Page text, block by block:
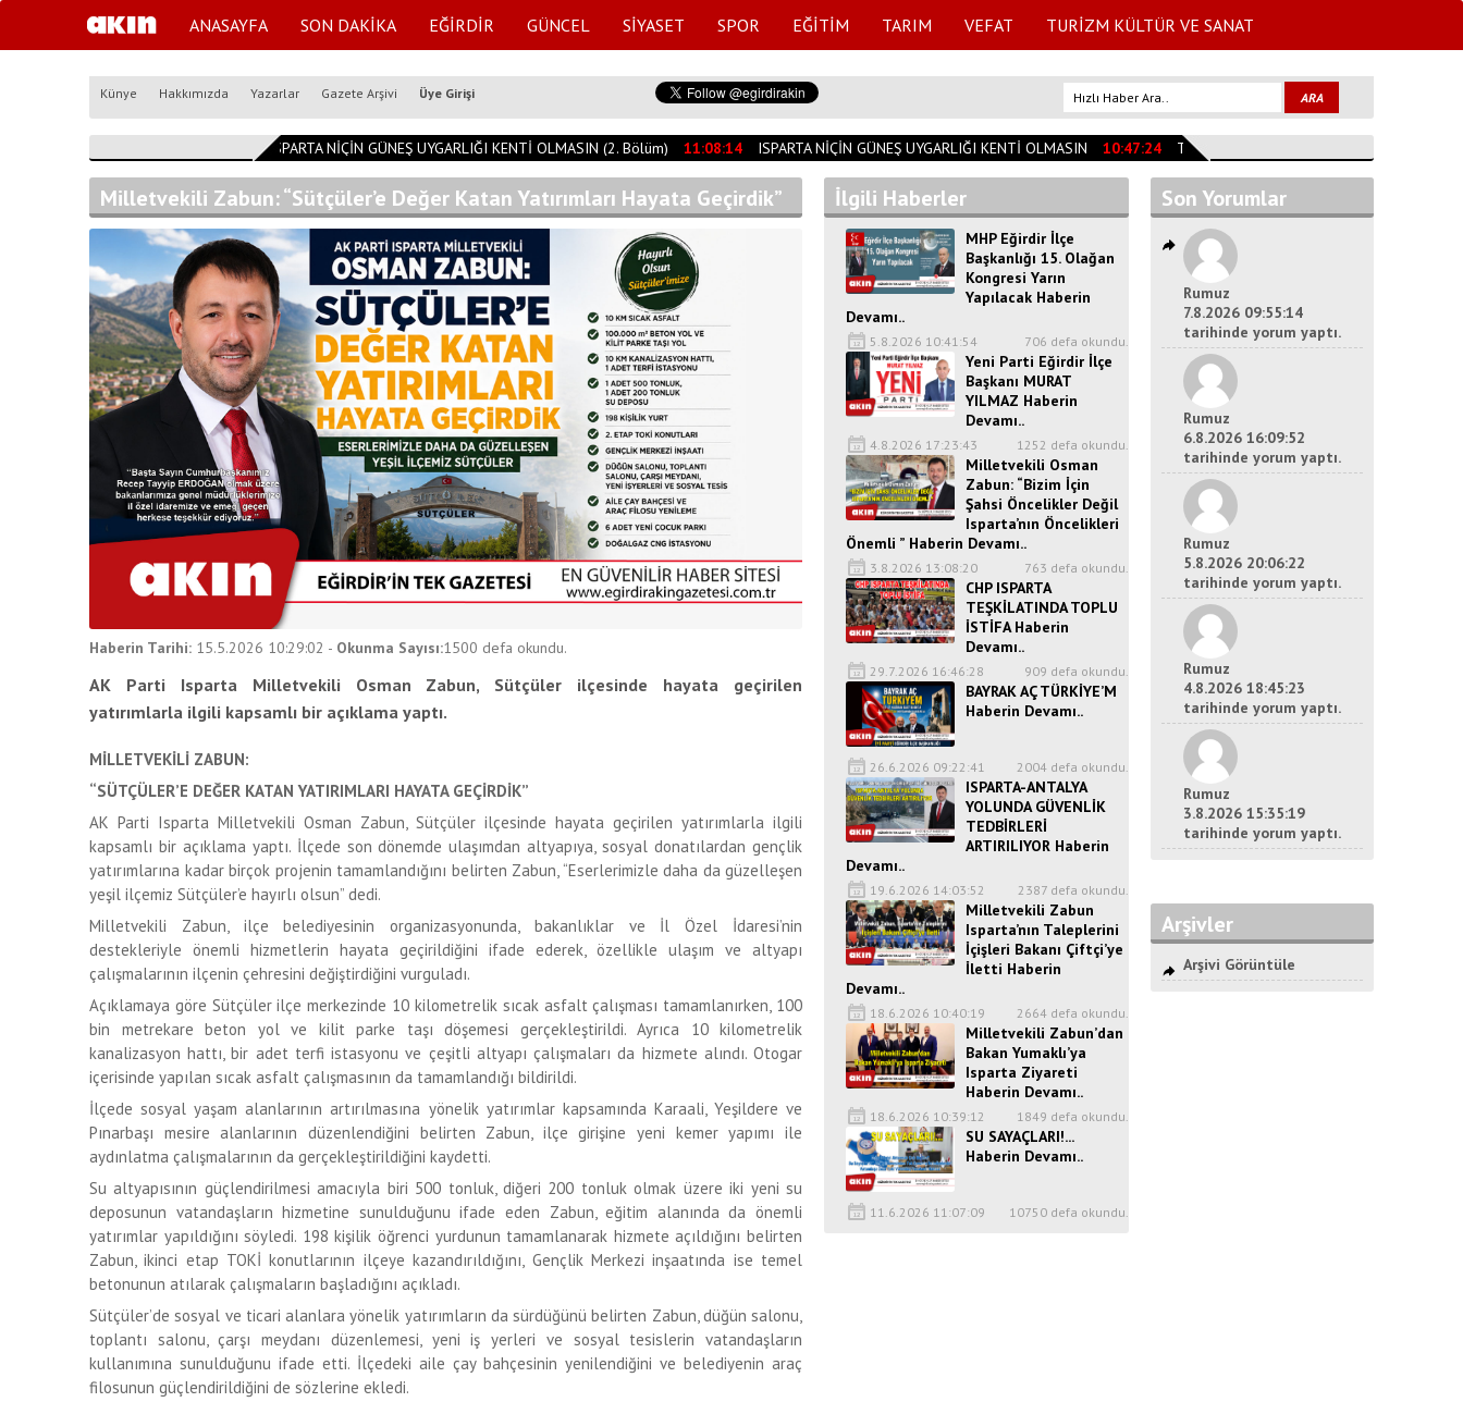
ANASAYFA SON DAKİKA EĞİRDİR GÜNCEL SİYASET SPOR EĞİTİM TARIM VEFAT TURİZM KÜLTÜR VE SANAT
Künye Hakkımızda Yazarlar Gazete Arşivi Üye Girişi
ISPARTA NİÇİN GÜNEŞ UYGARLIĞI KENTİ OLMASIN (2. Bölüm) 11:08:14 ISPARTA NİÇİN GÜNEŞ UYGARLIĞI KENTİ OLMASIN 10:47:24 TESLİME TAŞAN VEFAT ETTİ
Milletvekili Zabun: “Sütçüler’e Değer Katan Yatırımları Hayata Geçirdik”
Haberin Tarihi: 15.5.2026 10:29:02 - Okunma Sayısı:1500 defa okundu.
AK Parti Isparta Milletvekili Osman Zabun, Sütçüler ilçesinde hayata geçirilen
yatırımlarla ilgili kapsamlı bir açıklama yaptı.
MİLLETVEKİLİ ZABUN:
“SÜTÇÜLER’E DEĞER KATAN YATIRIMLARI HAYATA GEÇİRDİK”
AK Parti Isparta Milletvekili Osman Zabun, Sütçüler ilçesinde hayata geçirilen yatırımlarla ilgili
kapsamlı bir açıklama yaptı. İlçede son dönemde ulaşımdan altyapıya, sosyal donatılardan gençlik
yatırımlarına kadar birçok projenin tamamlandığını belirten Zabun, “Eserlerimizle daha da güzelleşen
yeşil ilçemiz Sütçüler’e hayırlı olsun” dedi.
Milletvekili Zabun, ilçe belediyesinin organizasyonunda, bakanlıklar ve İl Özel İdaresi’nin
destekleriyle önemli hizmetlerin hayata geçirildiğini ifade ederek, özellikle ulaşım ve altyapı
çalışmalarının ilçenin çehresini değiştirdiğini vurguladı.
Açıklamaya göre Sütçüler ilçe merkezinde 10 kilometrelik sıcak asfalt çalışması tamamlanırken, 100
bin metrekare beton yol ve kilit parke taşı döşemesi gerçekleştirildi. Ayrıca 10 kilometrelik
kanalizasyon hattı, bir adet terfi istasyonu ve çeşitli altyapı çalışmaları da hizmete alındı. Otogar
içerisinde yapılan sıcak asfalt çalışmasının da tamamlandığı bildirildi.
İlçede sosyal yaşam alanlarının artırılmasına yönelik yatırımlar kapsamında Karaali, Yeşildere ve
Pınarbaşı mesire alanlarının düzenlendiğini belirten Zabun, ilçe girişine yeni kemer yapımı ile
aydınlatma çalışmalarının da gerçekleştirildiğini kaydetti.
Su altyapısının güçlendirilmesi amacıyla biri 500 tonluk, diğeri 200 tonluk olmak üzere iki yeni su
deposunun vatandaşların hizmetine sunulduğunu ifade eden Zabun, eğitim alanında da önemli
yatırımlar yapıldığını söyledi. 198 kişilik öğrenci yurdunun tamamlanarak hizmete açıldığını belirten
Zabun, ikinci etap TOKİ konutlarının ilçeye kazandırıldığını, Gençlik Merkezi inşaatında ise temel
betonunun atılarak çalışmaların başladığını açıkladı.
Sütçüler’de sosyal ve ticari alanlara yönelik yatırımların da sürdüğünü belirten Zabun, düğün salonu,
toplantı salonu, çarşı meydanı düzenlemesi, yeni iş yerleri ve sosyal tesislerin vatandaşların
kullanımına sunulduğunu ifade etti. İlçedeki aile çay bahçesinin yenilendiğini ve belediyenin araç
filosunun güçlendirildiğini de sözlerine ekledi.
İlgili Haberler
MHP Eğirdir İlçe
Başkanlığı 15. Olağan
Kongresi Yarın
Yapılacak Haberin
Devamı..
5.8.2026 10:41:54 706 defa okundu.
Yeni Parti Eğirdir İlçe
Başkanı MURAT
YILMAZ Haberin
Devamı..
4.8.2026 17:23:43 1252 defa okundu.
Milletvekili Osman
Zabun: “Bizim İçin
Şahsi Öncelikler Değil
Isparta’nın Öncelikleri
Önemli ” Haberin Devamı..
3.8.2026 13:08:20 763 defa okundu.
CHP ISPARTA
TEŞKİLATINDA TOPLU
İSTİFA Haberin
Devamı..
29.7.2026 16:46:28 909 defa okundu.
BAYRAK AÇ TÜRKİYE’M
Haberin Devamı..
26.6.2026 09:22:41 2004 defa okundu.
ISPARTA-ANTALYA
YOLUNDA GÜVENLİK
TEDBİRLERİ
ARTIRILIYOR Haberin
Devamı..
19.6.2026 14:03:52 2387 defa okundu.
Milletvekili Zabun
Isparta’nın Taleplerini
İçişleri Bakanı Çiftçi’ye
İletti Haberin
Devamı..
18.6.2026 10:40:19 2664 defa okundu.
Milletvekili Zabun’dan
Bakan Yumaklı’ya
Isparta Ziyareti
Haberin Devamı..
18.6.2026 10:39:12 1849 defa okundu.
SU SAYAÇLARI!...
Haberin Devamı..
11.6.2026 11:07:09 10750 defa okundu.
Son Yorumlar
Rumuz
7.8.2026 09:55:14
tarihinde yorum yaptı.
Rumuz
6.8.2026 16:09:52
tarihinde yorum yaptı.
Rumuz
5.8.2026 20:06:22
tarihinde yorum yaptı.
Rumuz
4.8.2026 18:45:23
tarihinde yorum yaptı.
Rumuz
3.8.2026 15:35:19
tarihinde yorum yaptı.
Arşivler
Arşivi Görüntüle